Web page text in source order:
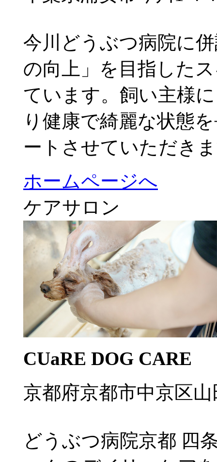
今川どうぶつ病院に
の向上」を目指した
ています。飼い主様
り健康で綺麗な状態
ートさせていただき
ホームページへ
ケアサロン
CUaRE DOG CARE
京都府京都市中京区山
どうぶつ病院京都 四